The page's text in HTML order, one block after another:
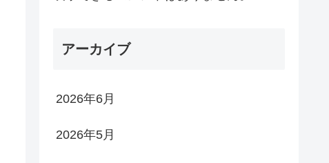
アーカイブ
2026年6月
2026年5月